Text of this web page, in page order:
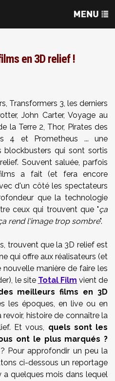
en 3D relief !
Transformers 3, les derniers
John Carter, Voyage au
la Terre 2, Thor, Pirates des
4 et Prometheus ... une
blockbusters qui sont sortis
Souvent saluée, parfois
a fait (et fera encore
d'un côté les spectateurs
que la technologie
ceux qui trouvent que "ça
rend l'image trop sombre".
trouvent que la 3D relief est
qui offre aux réalisateurs (et
manière de faire les
le site Total Film vient de
meilleurs films en 3D
les époques, en live ou en
histoire de connaître la
Et vous, quels sont les
ont le plus marqués ?
Pour approfondir un peu la
ci-dessous un reportage
quelques mois dans lequel